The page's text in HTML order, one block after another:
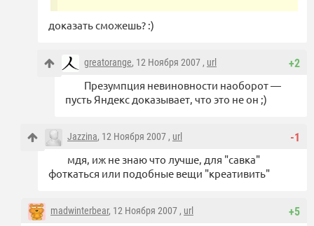
доказать сможешь? :)
+2
greatorange, 12 Ноября 2007 , url
Презумпция невиновности наоборот —
пусть Яндекс доказывает, что это не он ;)
-1
Jazzina, 12 Ноября 2007 , url
мдя, иж не знаю что лучше, для "савка"
фоткаться или подобные вещи "креативить"
+5
madwinterbear, 12 Ноября 2007 , url